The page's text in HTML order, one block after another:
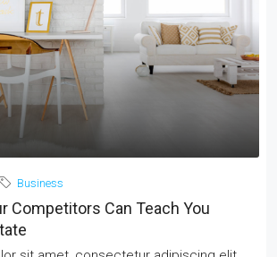
Business
Competitors Can Teach You